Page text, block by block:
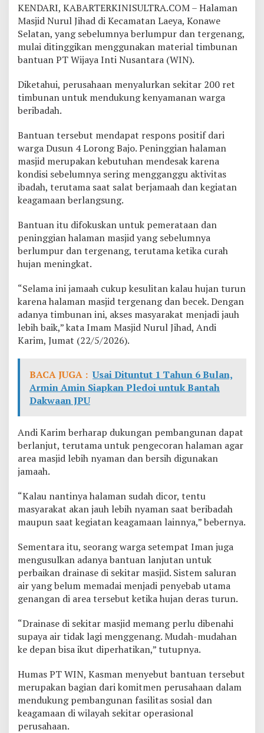
m
b
n
g
,
a
n
t
0
0
R
e
t
T
i
u
n
a
m
b
a
n
g
a
n
M
i
d
u
l
J
h
d
d
i
T
o
r
b
u
l
u
KENDARI, KABARTERKINISULTRA.COM – Halaman
Masjid Nurul Jihad di Kecamatan Laeya, Konawe
Selatan, yang sebelumnya berlumpur dan tergenang,
mulai ditinggikan menggunakan material timbunan
bantuan PT Wijaya Inti Nusantara (WIN).
Diketahui, perusahaan menyalurkan sekitar 200 ret
timbunan untuk mendukung kenyamanan warga
beribadah.
Bantuan tersebut mendapat respons positif dari
warga Dusun 4 Lorong Bajo. Peninggian halaman
masjid merupakan kebutuhan mendesak karena
kondisi sebelumnya sering mengganggu aktivitas
ibadah, terutama saat salat berjamaah dan kegiatan
keagamaan berlangsung.
Bantuan itu difokuskan untuk pemerataan dan
peninggian halaman masjid yang sebelumnya
berlumpur dan tergenang, terutama ketika curah
hujan meningkat.
“Selama ini jamaah cukup kesulitan kalau hujan turun
karena halaman masjid tergenang dan becek. Dengan
adanya timbunan ini, akses masyarakat menjadi jauh
lebih baik,” kata Imam Masjid Nurul Jihad, Andi
Karim, Jumat (22/5/2026).
BACA JUGA : Usai Dituntut 1 Tahun 6 Bulan,
Armin Amin Siapkan Pledoi untuk Bantah
Dakwaan JPU
Andi Karim berharap dukungan pembangunan dapat
berlanjut, terutama untuk pengecoran halaman agar
area masjid lebih nyaman dan bersih digunakan
jamaah.
“Kalau nantinya halaman sudah dicor, tentu
masyarakat akan jauh lebih nyaman saat beribadah
maupun saat kegiatan keagamaan lainnya,” bebernya.
Sementara itu, seorang warga setempat Iman juga
mengusulkan adanya bantuan lanjutan untuk
perbaikan drainase di sekitar masjid. Sistem saluran
air yang belum memadai menjadi penyebab utama
genangan di area tersebut ketika hujan deras turun.
“Drainase di sekitar masjid memang perlu dibenahi
supaya air tidak lagi menggenang. Mudah-mudahan
ke depan bisa ikut diperhatikan,” tutupnya.
Humas PT WIN, Kasman menyebut bantuan tersebut
merupakan bagian dari komitmen perusahaan dalam
mendukung pembangunan fasilitas sosial dan
keagamaan di wilayah sekitar operasional
perusahaan.